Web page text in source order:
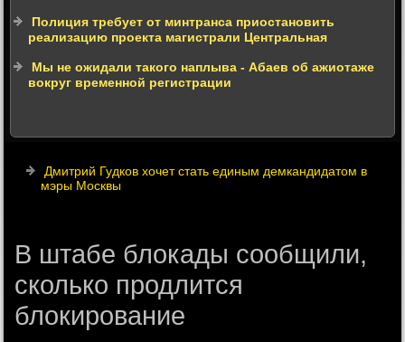
Полиция требует от минтранса приостановить
реализацию проекта магистрали Центральная
Мы не ожидали такого наплыва - Абаев об ажиотаже
вокруг временной регистрации
Дмитрий Гудков хочет стать единым демкандидатом в
мэры Москвы
В штабе блокады сообщили,
сколько продлится
блокирование